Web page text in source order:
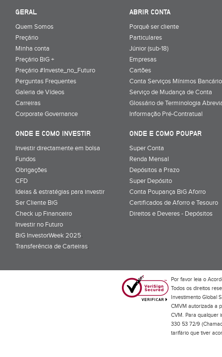
GERAL
Quem Somos
Preçário
Minha conta
Preçário BiG +
Preçário #Investe_no_Futuro
Perguntas Frequentes
Galeria de Vídeos
Carreiras
Corporate Governance
ABRIR CONTA
Porquê ser cliente
Particulares
Júnior (sub-18)
Empresas
Cartões
Conta Serviços Mínimos
Serviço de Mudança de Conta
Glossário de Terminologia
Informação Pré-Contratual
ONDE E COMO INVESTIR
Investir directamente em bolsa
Fundos
Obrigações
CFD
Ideias & estratégias para investir
Ser Cliente BiG
Check up Financeiro
Investir no Futuro
BiG InvestorWeek 2025;
Transferência de Carteiras;
ONDE E COMO POUPAR
Super Conta
Renda Mensal
Depósitos a Prazo
Super Depósito
Conta Poupança BiG Aforro
Certificados de Aforro e Tesouro
Direitos e Deveres - Depósitos
Por favor leia o
Todos os direitos
Investimento Global
CMVM autorizada a
CVM. Para qualquer
330 53 72/9
tarifário que tiver